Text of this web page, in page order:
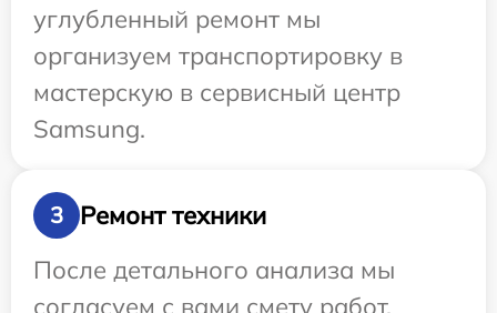
углубленный ремонт мы
организуем транспортировку в
мастерскую в сервисный центр
Samsung.
3
Ремонт техники
После детального анализа мы
согласуем с вами смету работ,